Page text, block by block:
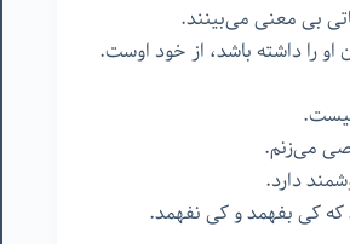
بی معنی می‌بینند.
را داشته باشد، از خود اوست.
می‌زنم.
دارد.
کی بفهمد و کی نفهمد.